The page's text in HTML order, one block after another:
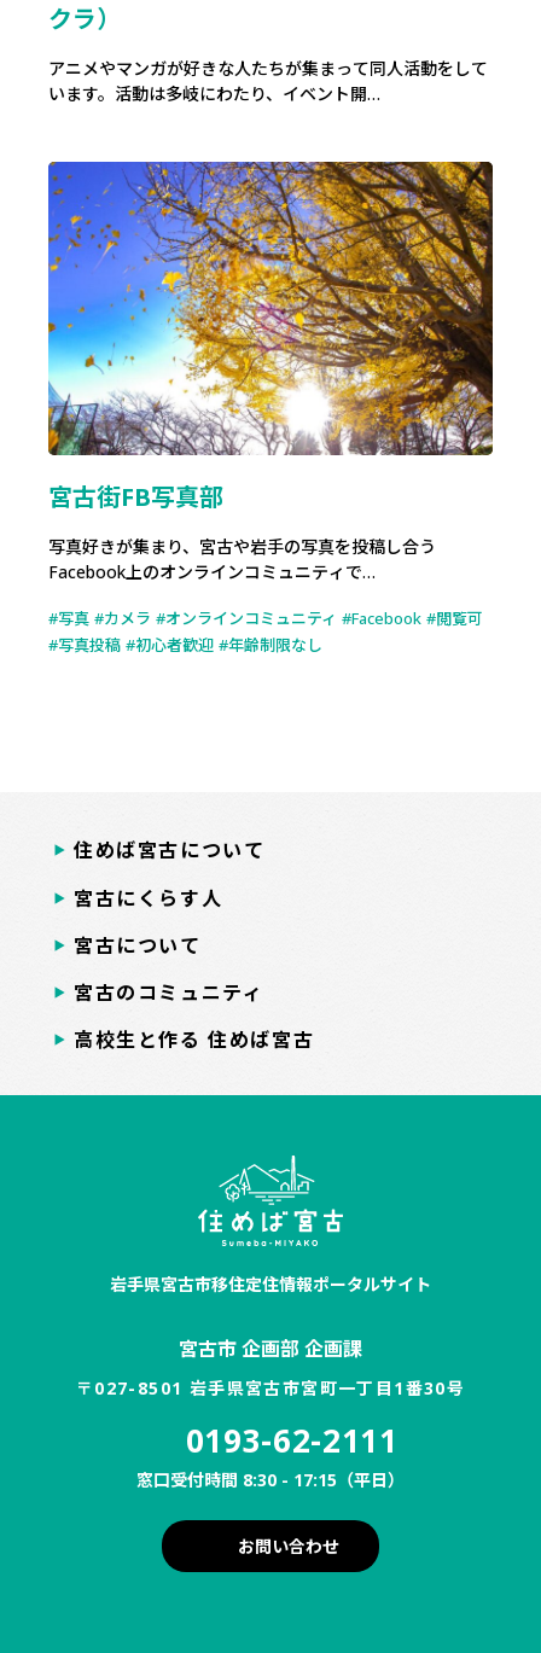
クラ）
アニメやマンガが好きな人たちが集まって同人活動をして
います。活動は多岐にわたり、イベント開…
宮古街FB写真部
写真好きが集まり、宮古や岩手の写真を投稿し合う
Facebook上のオンラインコミュニティで…
写真 カメラ オンラインコミュニティ Facebook
閲覧可
写真投稿
初心者歓迎 年齢制限なし
住めば宮古について
宮古にくらす人
宮古について
宮古のコミュニティ
高校生と作る 住めば宮古
岩手県宮古市移住定住情報ポータルサイト
宮古市 企画部 企画課
〒027-8501 岩手県宮古市宮町一丁目1番30号
0193-62-2111
窓口受付時間 8:30 - 17:15（平日）
お問い合わせ